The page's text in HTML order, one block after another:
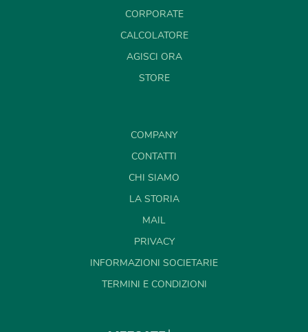
CORPORATE
CALCOLATORE
AGISCI ORA
STORE
COMPANY
CONTATTI
CHI SIAMO
LA STORIA
MAIL
PRIVACY
INFORMAZIONI SOCIETARIE
TERMINI E CONDIZIONI